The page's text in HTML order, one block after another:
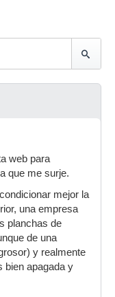
web para
que me surje.
mejor la
una empresa
planchas de
de una
y realmente
bien apagada y